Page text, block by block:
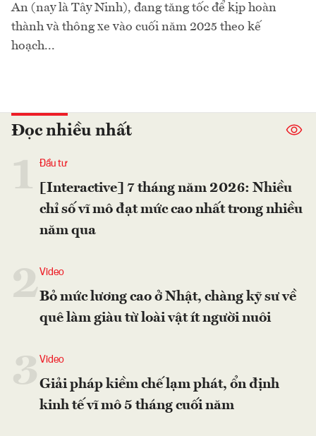
An (nay là Tây Ninh), đang tăng tốc để kịp hoàn
thành và thông xe vào cuối năm 2025 theo kế
hoạch...
Đọc nhiều nhất
Đầu tư
[Interactive] 7 tháng năm 2026: Nhiều
chỉ số vĩ mô đạt mức cao nhất trong nhiều
năm qua
2Video
Bỏ mức lương cao ở Nhật, chàng kỹ sư về
quê làm giàu từ loài vật ít người nuôi
Video
Giải pháp kiềm chế lạm phát, ổn định
kinh tế vĩ mô 5 tháng cuối năm